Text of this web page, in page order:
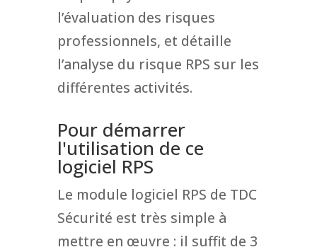
l’évaluation des risques
professionnels, et détaille
l’analyse du risque RPS sur les
différentes activités.
Pour démarrer
l'utilisation de ce
logiciel RPS
Le module logiciel RPS de TDC
Sécurité est très simple à
mettre en œuvre : il suffit de 3